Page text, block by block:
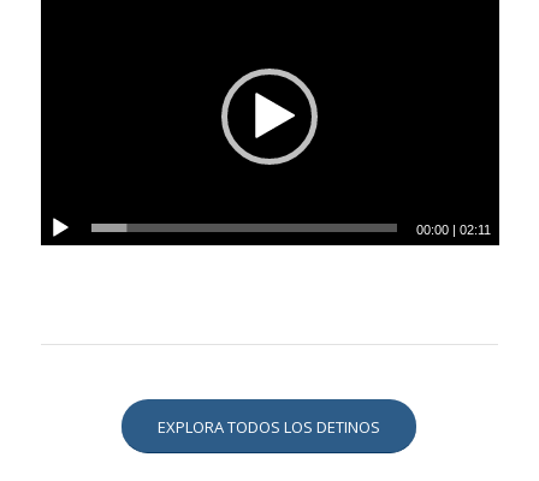
00:00 |02:11
EXPLORA TODOS LOS DETINOS